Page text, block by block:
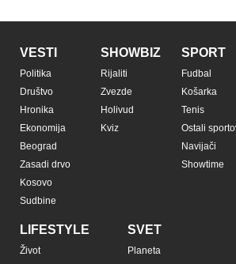
VESTI
Politika
Društvo
Hronika
Ekonomija
Beograd
Zasadi drvo
Kosovo
Sudbine
SHOWBIZ
Rijaliti
Zvezde
Holivud
Kviz
SPORT
Fudbal
Košarka
Tenis
Ostali
Navijači
Showtime
LIFESTYLE
Život
SVET
Planeta